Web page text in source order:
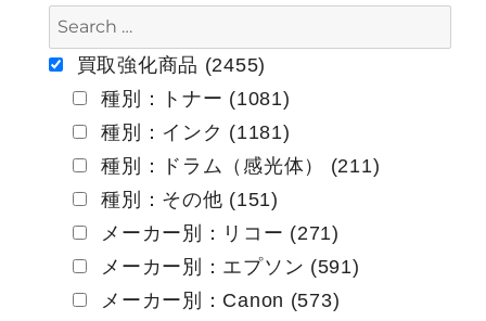
ー
買取強化商品 (2455)
種別：トナー (1081)
種別：インク (1181)
種別：ドラム（感光体） (211)
種別：その他 (151)
メーカー別：リコー (271)
メーカー別：エプソン (591)
メーカー別：Canon (573)